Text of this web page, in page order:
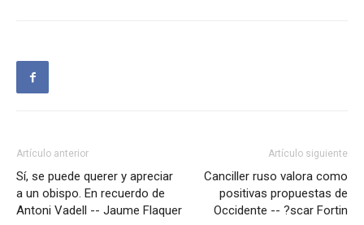
Artículo anterior
Sí, se puede querer y apreciar
a un obispo. En recuerdo de
Antoni Vadell -- Jaume Flaquer
Artículo siguiente
Canciller ruso valora como
positivas propuestas de
Occidente -- ?scar Fortin